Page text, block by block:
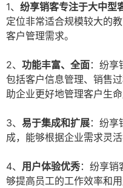
1、 纷享销客专注于大中型
定位非常适合规模较大的
客户管理需求。
2、 功能丰富、全面：纷享
包括客户信息管理、销售
助企业更好地管理客户生命
3、 易于集成和扩展：纷享
成，能够根据企业需求灵活
4、 用户体验优秀：纷享销
够提高员工的工作效率和用